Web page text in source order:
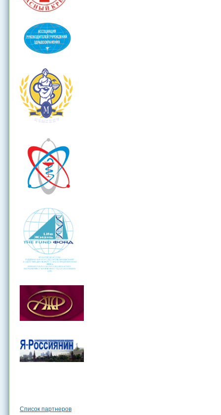
Список партнеров